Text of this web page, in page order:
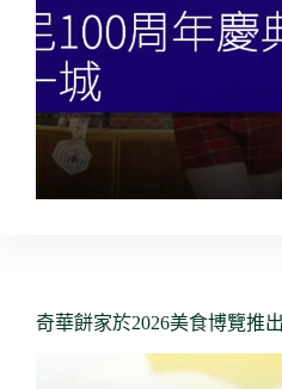
奇華餅家於2026美食博覽推